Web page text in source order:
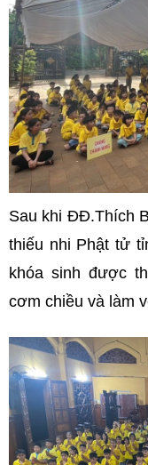
Sau khi ĐĐ.Thích
thiếu nhi Phật tử
khóa sinh được
cơm chiều và làm